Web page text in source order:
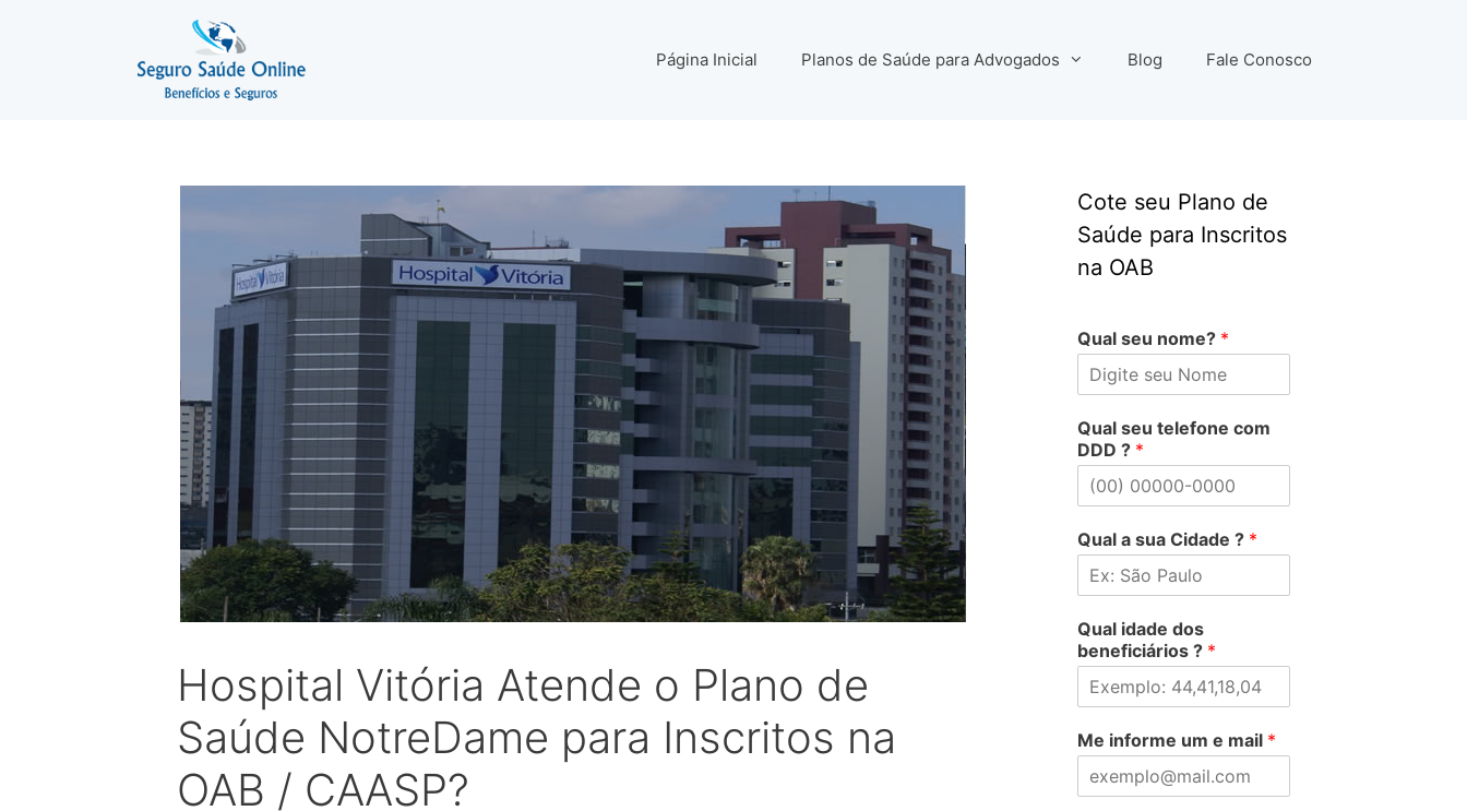
Página Inicial Planos de Saúde para Advogados Blog Fale Conosco
Hospital Vitória Atende o Plano de
Saúde NotreDame para Inscritos na
OAB / CAASP?
Cote seu Plano de
Saúde para Inscritos
na OAB
Qual seu nome? *
Qual seu telefone com
DDD ? *
Qual a sua Cidade ? *
Qual idade dos
beneficiários ? *
Me informe um e mail *